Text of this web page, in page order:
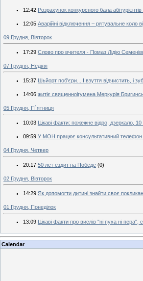
12:42 Розрахунок конкурсного бала
12:05 Аварійні відключення – рятувальне коло
09 Грудня, Вівторок
17:29 Слово про вчителя - Помаз Лідію
07 Грудня, Неділя
15:37 Шьйорт поб'єри... І взуття відчистить, і
14:06 житіє священноігумена Меркурія
05 Грудня, П`ятниця
10:03 Цікаві факти: пожежне відро, дзеркало,
09:59 У МОН працює консультативний телефон
04 Грудня, Четвер
20:17 50 лет ездит на Победе (0)
02 Грудня, Вівторок
14:29 Як допомогти дитині знайти своє
01 Грудня, Понеділок
13:09 Цікаві факти про вислів "ні пуха ні
Calendar